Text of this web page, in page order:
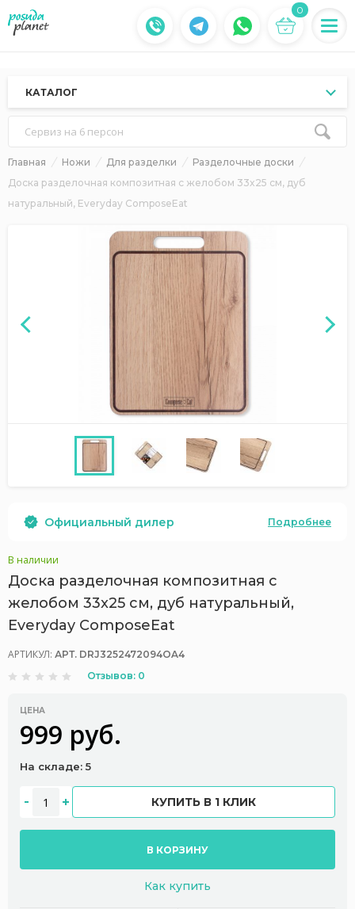
0
КАТАЛОГ
Сервиз на 6 персон
Главная Ножи Для разделки
Разделочные доски
Доска разделочная композитная с желобом 33x25 см, дуб
натуральный, Everyday ComposeEat
Официальный дилер Подробнее
В наличии
Доска разделочная композитная с
желобом 33x25 см, дуб натуральный,
Everyday ComposeEat
АРТИКУЛ: АРТ. DRJ3252472094OA4
Отзывов: 0
ЦЕНА
999 руб.
На складе: 5
КУПИТЬ В 1 КЛИК
В КОРЗИНУ
Как купить